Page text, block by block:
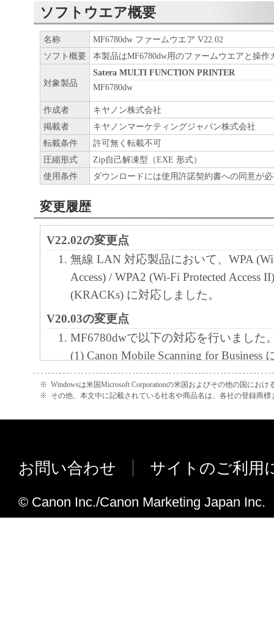
ソフトウエア概要
名称
MF6780dw ファームウエア V22.02
ソフト概要
本製品はMF6780dw用のファームウエアと操作
対象製品
Satera MULTI FUNCTION PRINTER
MF6780dw
作成者
キヤノン株式会社
掲載者
キヤノンマーケティングジャパン株式会社
転載条件
許可無く転載不可
圧縮形式
Zip自己解凍型（EXE 形式）
使用条件
ダウンロードには使用許諾契約書への同意が
変更履歴
V22.02の変更点
無線 LAN 対応製品において、WPA
Access) / WPA2 (Wi-Fi Protected Access
(KRACKs) に対応しました。
V20.03の変更点
MF6780dwで以下の対応を行いました
(1) Canon Mobile Scanning for Business
の変更
V13.07の変更点
MF6780dwで以下の対応を行いました
問題
※ Windowsは米国Microsoft Corporationの米国およびその他の国におけ
※ その他、本文中に記載されている社名や商品名は、各社の登録商標
お問い合わせ サイトのご利用
© Canon Inc./Canon Marketing Japan Inc.